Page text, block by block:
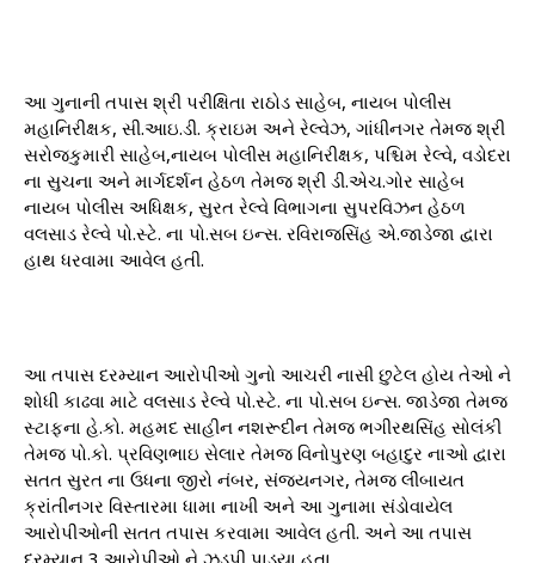
આ ગુનાની તપાસ શ્રી પરીક્ષિતા રાઠોડ સાહેબ, નાયબ પોલીસ
મહાનિરીક્ષક, સી.આઇ.ડી. ક્રાઇમ અને રેલ્વેઝ, ગાંધીનગર તેમજ શ્રી
સરોજકુમારી સાહેબ,નાયબ પોલીસ મહાનિરીક્ષક, પશ્ચિમ રેલ્વે, વડોદરા
ના સુચના અને માર્ગદર્શન હેઠળ તેમજ શ્રી ડી.એચ.ગોર સાહેબ
નાયબ પોલીસ અધિક્ષક, સુરત રેલ્વે વિભાગના સુપરવિઝન હેઠળ
વલસાડ રેલ્વે પો.સ્ટે. ના પો.સબ ઇન્સ. રવિરાજસિંહ એ.જાડેજા દ્વારા
હાથ ધરવામા આવેલ હતી.
આ તપાસ દરમ્યાન આરોપીઓ ગુનો આચરી નાસી છુટેલ હોય તેઓ ને
શોધી કાઢવા માટે વલસાડ રેલ્વે પો.સ્ટે. ના પો.સબ ઇન્સ. જાડેજા તેમજ
સ્ટાફના હે.કો. મહમદ સાહીન નશરૂદીન તેમજ ભગીરથસિંહ સોલંકી
તેમજ પો.કો. પ્રવિણભાઇ સેલાર તેમજ વિનોપુરણ બહાદુર નાઓ દ્વારા
સતત સુરત ના ઉધના જીરો નંબર, સંજયનગર, તેમજ લીંબાયત
ક્રાંતીનગર વિસ્તારમા ધામા નાખી અને આ ગુનામા સંડોવાયેલ
આરોપીઓની સતત તપાસ કરવામા આવેલ હતી. અને આ તપાસ
દરમ્યાન 3 આરોપીઓ ને ઝડપી પાડયા હતા.